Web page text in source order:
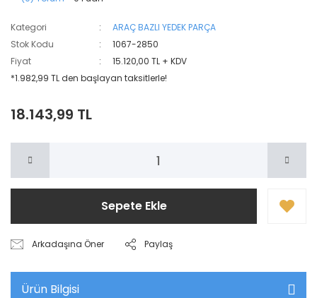
Kategori
ARAÇ BAZLI YEDEK PARÇA
Stok Kodu
1067-2850
Fiyat
15.120,00 TL + KDV
*1.982,99 TL den başlayan taksitlerle!
18.143,99 TL
Sepete Ekle
Arkadaşına Öner Paylaş
Ürün Bilgisi